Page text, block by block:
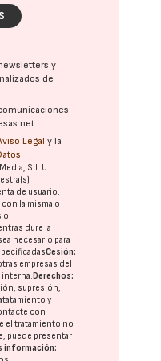
y
de
Legal y la
S.L.U.
de usuario.
la misma o
o
dure la
necesario para
Cesión:
empresas del
Derechos:
supresión,
y
con
el tratamiento no
puede presentar
información: